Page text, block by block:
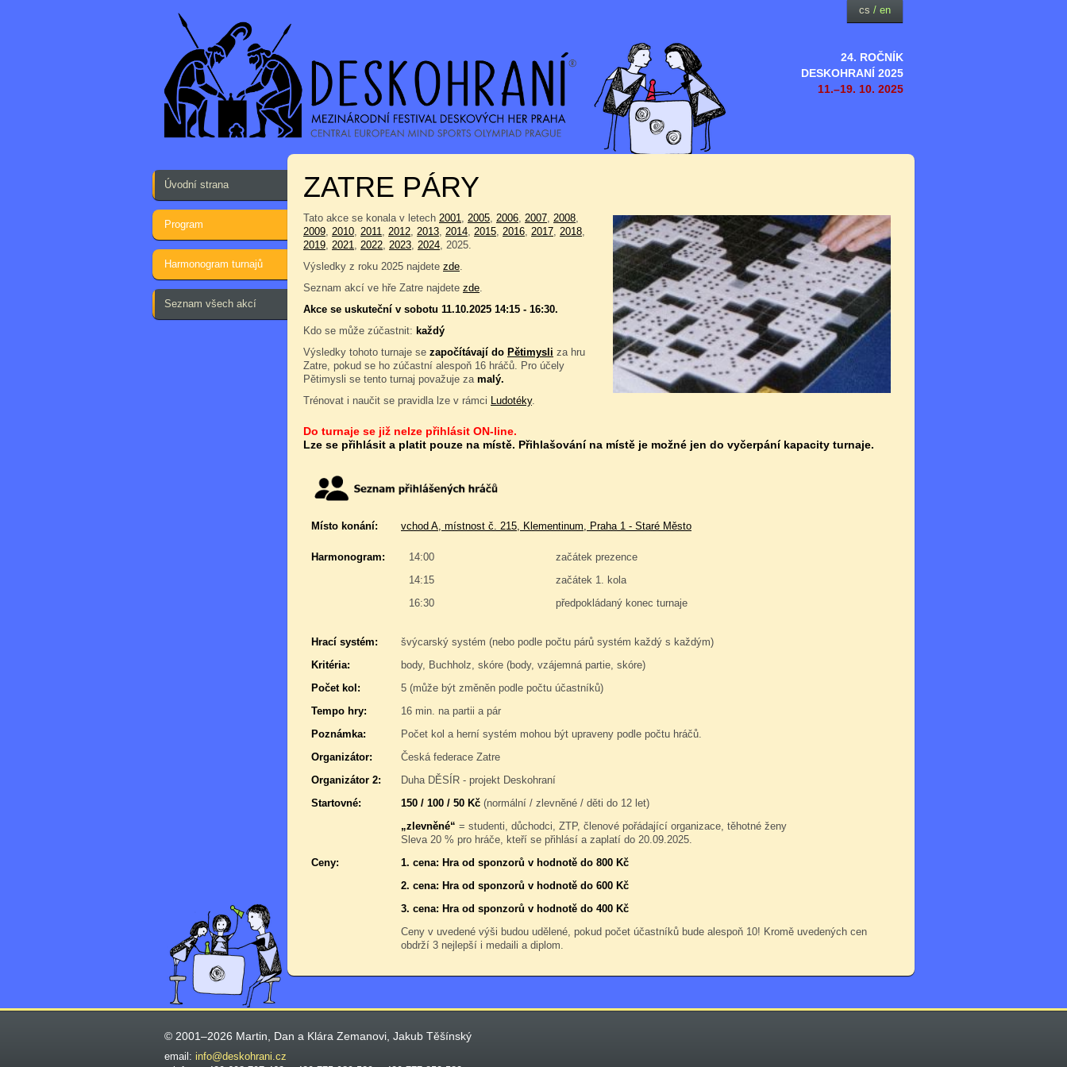
24. ROČNÍK
DESKOHRANÍ 2025
11.–19. 10. 2025
cs / en
Úvodní strana
Program
Harmonogram turnajů
Seznam všech akcí
ZATRE PÁRY
Tato akce se konala v letech 2001, 2005, 2006, 2007, 2008,
2009, 2010, 2011, 2012, 2013, 2014, 2015, 2016, 2017, 2018,
2019, 2021, 2022, 2023, 2024, 2025.
Výsledky z roku 2025 najdete zde.
Seznam akcí ve hře Zatre najdete zde.
Akce se uskuteční v sobotu 11.10.2025 14:15 - 16:30.
Kdo se může zúčastnit: každý
Výsledky tohoto turnaje se započítávají do Pětimysli za hru
Zatre, pokud se ho zúčastní alespoň 16 hráčů. Pro účely
Pětimysli se tento turnaj považuje za malý.
Trénovat i naučit se pravidla lze v rámci Ludotéky.
Do turnaje se již nelze přihlásit ON-line.
Lze se přihlásit a platit pouze na místě. Přihlašování na místě je možné jen do vyčerpání kapacity turnaje.
Místo konání: vchod A, místnost č. 215, Klementinum, Praha 1 - Staré Město
Harmonogram: 14:00
začátek prezence
14:15
začátek 1. kola
16:30
předpokládaný konec turnaje
Hrací systém:
švýcarský systém (nebo podle počtu párů systém každý s každým)
Kritéria:
body, Buchholz, skóre (body, vzájemná partie, skóre)
Počet kol:
5 (může být změněn podle počtu účastníků)
Tempo hry:
16 min. na partii a pár
Poznámka:
Počet kol a herní systém mohou být upraveny podle počtu hráčů.
Organizátor:
Česká federace Zatre
Organizátor 2:
Duha DĚSÍR - projekt Deskohraní
Startovné:
150 / 100 / 50 Kč (normální / zlevněné / děti do 12 let)
„zlevněné“ = studenti, důchodci, ZTP, členové pořádající organizace, těhotné ženy
Sleva 20 % pro hráče, kteří se přihlásí a zaplatí do 20.09.2025.
Ceny:
1. cena: Hra od sponzorů v hodnotě do 800 Kč
2. cena: Hra od sponzorů v hodnotě do 600 Kč
3. cena: Hra od sponzorů v hodnotě do 400 Kč
Ceny v uvedené výši budou udělené, pokud počet účastníků bude alespoň 10! Kromě uvedených cen
obdrží 3 nejlepší i medaili a diplom.
© 2001–2026 Martin, Dan a Klára Zemanovi, Jakub Těšínský
email: info@deskohrani.cz